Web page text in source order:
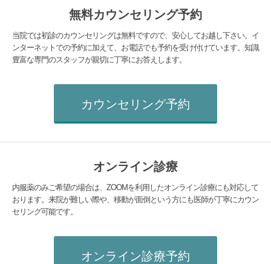
無料カウンセリング予約
当院では初診のカウンセリングは無料ですので、安心してお越し下さい。イ
ンターネットでの予約に加えて、お電話でも予約を受け付けています。知識
豊富な専門のスタッフが親切に丁寧にお答えします。
カウンセリング予約
オンライン診療
内服薬のみご希望の場合は、ZOOMを利用したオンライン診療にも対応して
おります。来院が難しい際や、移動が面倒という方にも医師が丁寧にカウン
セリング可能です。
オンライン診療予約